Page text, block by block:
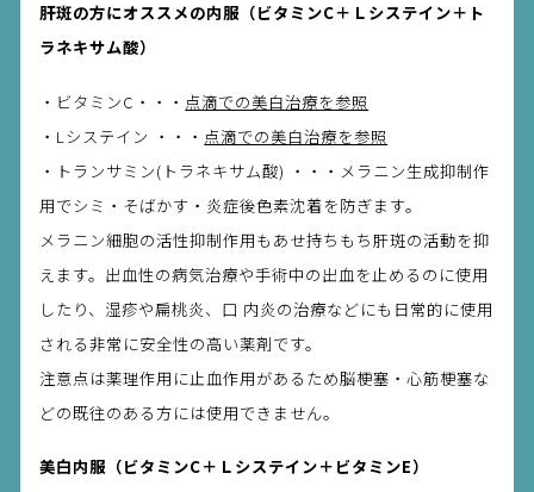
肝斑の方にオススメの内服（ビタミンC＋Ｌシステイン＋ト
ラネキサム酸）
・ビタミンC・・・ 点滴での美白治療を参照
・Lシステイン ・・・ 点滴での美白治療を参照
・トランサミン(トラネキサム酸) ・・・メラニン生成抑制作
用でシミ・そばかす・炎症後色素沈着を防ぎます。
メラニン細胞の活性抑制作用もあせ持ちもち肝斑の活動を抑
えます。出血性の病気治療や手術中の出血を止めるのに使用
したり、湿疹や扁桃炎、口 内炎の治療などにも日常的に使用
される非常に安全性の高い薬剤です。
注意点は薬理作用に止血作用があるため脳梗塞・心筋梗塞な
どの既往のある方には使用できません。
美白内服（ビタミンC＋Ｌシステイン＋ビタミンE）